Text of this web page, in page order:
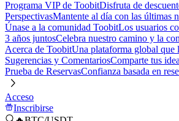
Programa VIP de ToobitDisfruta de
PerspectivasMantente al día con las últimas
Únase a la comunidad ToobitLos usuarios
3 años juntosCelebra nuestro camino y la
Acerca de ToobitUna plataforma global que
Sugerencias y ComentariosComparte tus
Prueba de ReservasConfianza basada en
Acceso
Inscribirse